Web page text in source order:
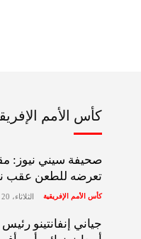
كأس الأمم الإفريقية
صحيفة سيني نيوز:
تعرضه للطعن عقب
كأس الأمم الإفريقية الثلاثاء، 20 يناير، 2026
جياني إنفانتينو